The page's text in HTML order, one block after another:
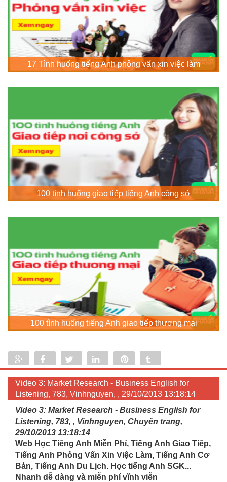
17 Tình huống tiếng Anh phỏng vấn xin việc làm
100 tình huống giao tiếp tiếng Anh công sở
100 tình huống tiếng Anh giao tiếp thương mại
Share Share Tweet Share
Video 3: Market Research - Business English for
Listening, 783, Vinhnguyen, , 29/10/2013 13:18:14
Video 3: Market Research - Business English for
Listening, 783, , Vinhnguyen, Chuyên trang,
29/10/2013 13:18:14
Web Học Tiếng Anh Miễn Phí, Tiếng Anh Giao Tiếp,
Tiếng Anh Phỏng Vấn Xin Việc Làm, Tiếng Anh Cơ
Bản, Tiếng Anh Du Lịch. Học tiếng Anh SGK...
Nhanh dễ dàng và miễn phí vĩnh viễn